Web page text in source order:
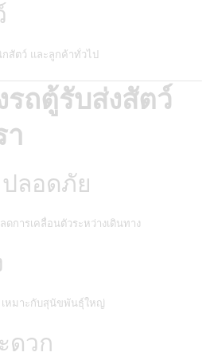
สัตว์ และลูกค้าทั่วไป
รถตู้รับส่งสัตว์
า
ลอดภัย
การเคลื่อนตัวระหว่างเดินทาง
หมาะกับสุนัขพันธุ์ใหญ่
ดวก